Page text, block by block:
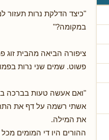
"כיצד הדלקת נרות תעזור
במקומה?"
ציפורה הביאה מהבית זוג
פשוט. שמים שני נרות
"ואם אעשה טעות בברכה
אשתי רשמה על דף את
את המילה.
ההורים היו די המומים